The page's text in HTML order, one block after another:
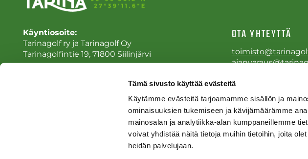
Tämä sivusto käyttää evästeitä
Käytämme evästeitä tarjoamamme sisällön ja
ominaisuuksien tukemiseen ja kävijämäärämme
mainosalan ja analytiikka-alan kumppaneillemme
voivat yhdistää näitä tietoja muihin tietoihin, joita
heidän palvelujaan.
Käyntiosoite:
Tarinagolf ry ja Tarinagolf Oy
Tarinagolfintie 19, 71800 Siilinjärvi
Tarinagolf ry ja/tai Tarinagolf Oy
Sähköinen laskutus Tarinagolf Oy
Sähköinen laskutus Tarinagolf ry
OTA YHTEYTTÄ